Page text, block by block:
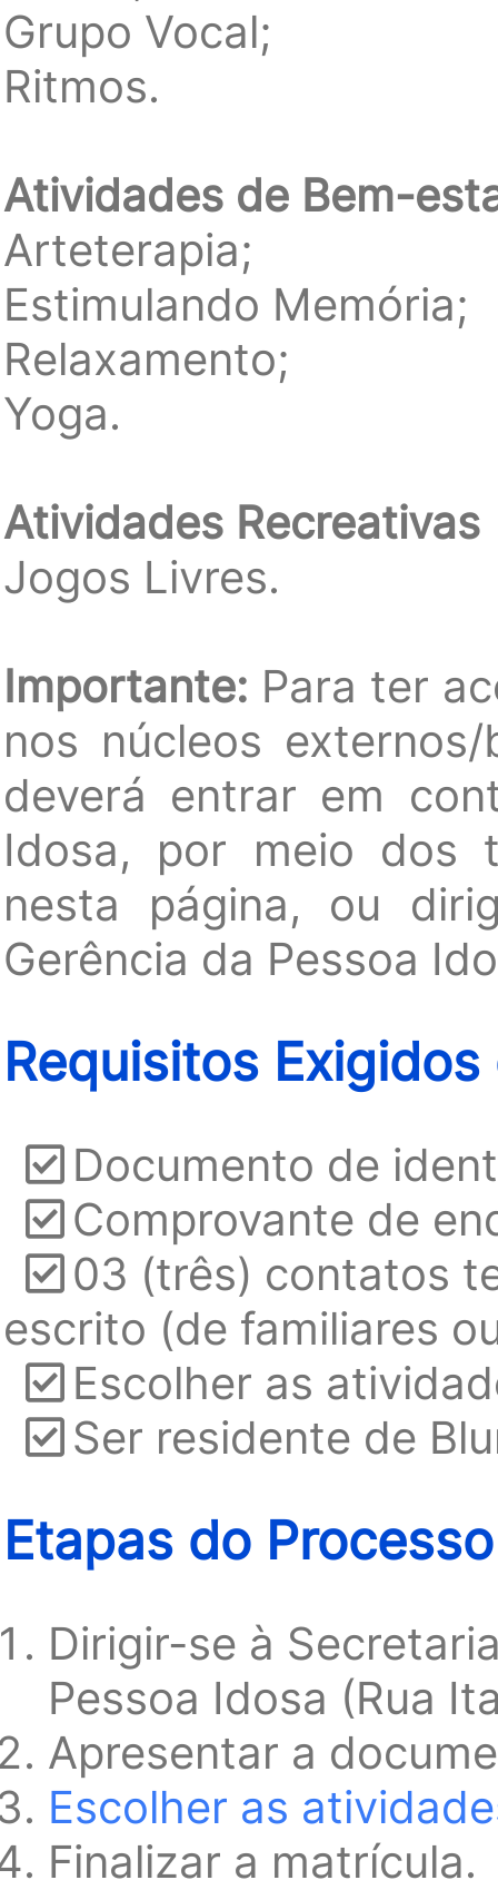
Grupo Vocal;
Ritmos.
Atividades de Bem-
Arteterapia;
Estimulando Memória;
Relaxamento;
Yoga.
Atividades Recreativas
Jogos Livres.
Importante: Para ter
nos núcleos
deverá entrar em
Idosa, por meio dos
nesta página, ou
Gerência da Pessoa
Requisitos
Documento de
Comprovante de
03 (três) contatos
escrito (de familiares
Escolher as
Ser residente de
Etapas do Processo
Dirigir-se à
Pessoa Idosa (Rua
Apresentar a
Escolher as
Finalizar a matrícula.